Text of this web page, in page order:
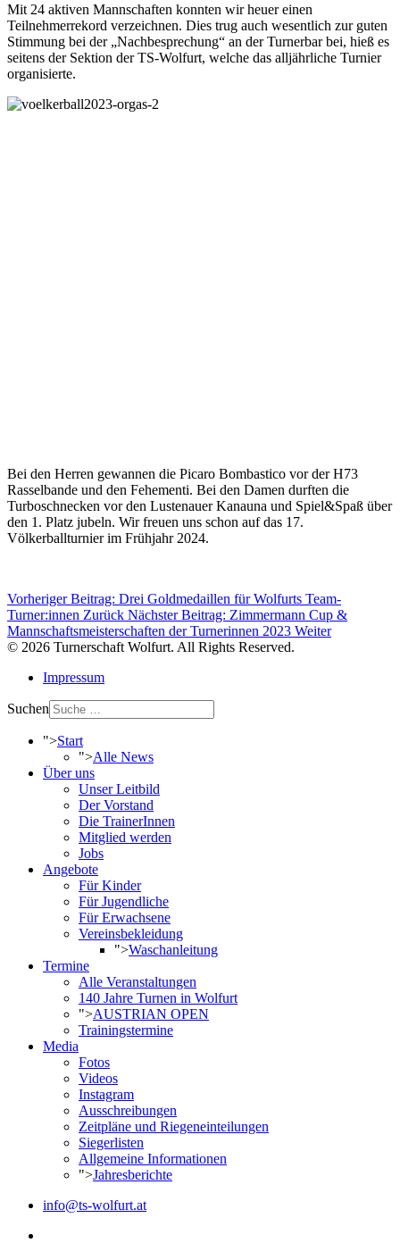
Mit 24 aktiven Mannschaften konnten wir heuer einen
Teilnehmerrekord verzeichnen. Dies trug auch wesentlich zur guten
Stimmung bei der „Nachbesprechung“ an der Turnerbar bei, hieß es
seitens der Sektion der TS-Wolfurt, welche das alljährliche Turnier
organisierte.
Bei den Herren gewannen die Picaro Bombastico vor der H73
Rasselbande und den Fehementi. Bei den Damen durften die
Turboschnecken vor den Lustenauer Kanauna und Spiel&Spaß über
den 1. Platz jubeln. Wir freuen uns schon auf das 17.
Völkerballturnier im Frühjahr 2024.
Vorheriger Beitrag: Drei Goldmedaillen für Wolfurts Team-
Turner:innen Zurück Nächster Beitrag: Zimmermann Cup &
Mannschaftsmeisterschaften der Turnerinnen 2023 Weiter
© 2026 Turnerschaft Wolfurt. All Rights Reserved.
Impressum
Suchen
">Start
">Alle News
Über uns
Unser Leitbild
Der Vorstand
Die TrainerInnen
Mitglied werden
Jobs
Angebote
Für Kinder
Für Jugendliche
Für Erwachsene
Vereinsbekleidung
">Waschanleitung
Termine
Alle Veranstaltungen
140 Jahre Turnen in Wolfurt
">AUSTRIAN OPEN
Trainingstermine
Media
Fotos
Videos
Instagram
Ausschreibungen
Zeitpläne und Riegeneinteilungen
Siegerlisten
Allgemeine Informationen
">Jahresberichte
info@ts-wolfurt.at